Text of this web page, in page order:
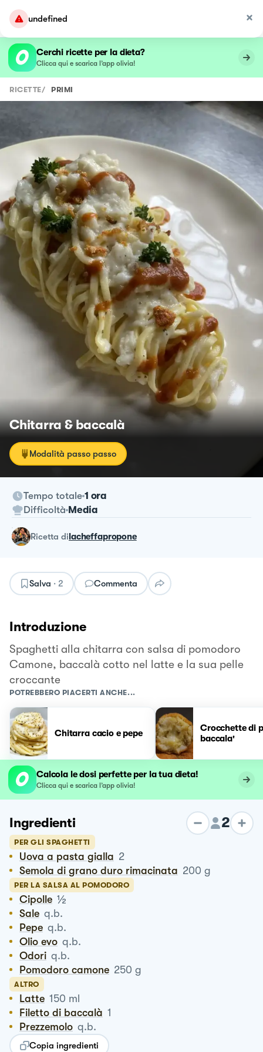
undefined
Cerchi ricette per la dieta?
Clicca qui e scarica l’app olivia!
RICETTE/ PRIMI
Chitarra & baccalà
Modalità passo passo
Tempo totale 1 ora
Difficoltà Media
ricetta dilacheffapropone
Salva · 2 Commenta
Introduzione
Spaghetti alla chitarra con salsa di pomodoro
Camone, baccalà cotto nel latte e la sua pelle
croccante
POTREBBERO PIACERTI ANCHE...
Chitarra cacio e pepe
Crocchette di
baccala'
Calcola le dosi perfette per la tua dieta!
Clicca qui e scarica l’app olivia!
Ingredienti 2
PER GLI SPAGHETTI
Uova a pasta gialla 2
Semola di grano duro rimacinata 200 g
PER LA SALSA AL POMODORO
Cipolle ½
Sale q.b.
Pepe q.b.
Olio evo q.b.
Odori q.b.
Pomodoro camone 250 g
ALTRO
Latte 150 ml
Filetto di baccalà 1
Prezzemolo q.b.
Copia ingredienti